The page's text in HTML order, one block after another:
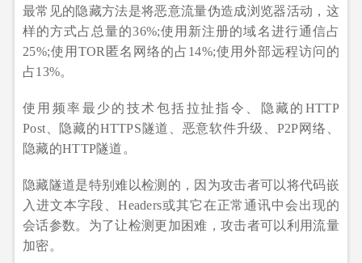
最常见的隐藏方法是将恶意流量伪造成浏览器活动，这
样的方式占总量的36%;使用新注册的域名进行通信占
25%;使用TOR匿名网络的占14%;使用外部远程访问的
占13%。
使用频率最少的技术包括拉扯指令、隐藏的HTTP
Post、隐藏的HTTPS隧道、恶意软件升级、P2P网络、
隐藏的HTTP隧道。
隐藏隧道是特别难以检测的，因为攻击者可以将代码嵌
入进文本字段、Headers或其它在正常通讯中会出现的
会话参数。为了让检测更加困难，攻击者可以利用流量
加密。